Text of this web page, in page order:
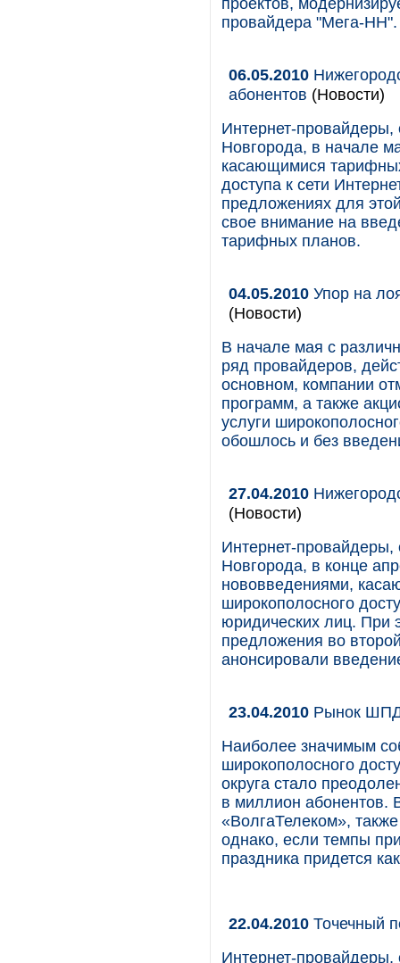
проектов,
провайдера "Мега-НН".
06.05.2010
абонентов (Новости)
Интернет-
Новгорода, в начале
касающимися
доступа к сети
предложениях для
свое внимание на
тарифных планов.
04.05.2010 Упор на
(Новости)
В начале мая с
ряд провайдеров,
основном, компании
программ, а также
услуги
обошлось и без
27.04.2010
(Новости)
Интернет-
Новгорода, в конце
нововведениями,
широкополосного
юридических лиц. При
предложения во
анонсировали
23.04.2010 Рынок
Наиболее значимым
широкополосного
округа стало
в миллион абонентов.
«ВолгаТелеком»,
однако, если темпы
праздника придется
22.04.2010 Точечный
Интернет-провайдеры,